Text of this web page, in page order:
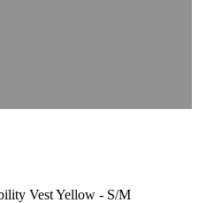
Vest Yellow - S/M